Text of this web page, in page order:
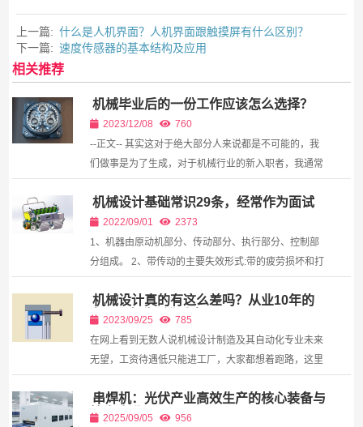
上一篇: 什么是人机界面？人机界面跟触摸屏有什么区别？
下一篇: 速度传感器的基本结构及应用
相关推荐
机械毕业后的一份工作应该怎么选择？
2023/12/08
760
--正文-- 其实这对于绝大部分人来说都是不可能的，我
们做事是为了生成，对于机械行业的新入职者，我通常
机械设计基础常识29条，经常作为面试
题。2022/09/01
2373
1、机器由原动机部分、传动部分、执行部分、控制部
分组成。 2、带传动的主要失效形式:带的疲劳损坏和打
义：①、减轻设计工作量；②、标准零部件是由专业
工...
机械设计真的有这么差吗？从业10年的
老工程师告诉你真相
2023/09/25
785
在网上看到无数人说机械设计制造及其自动化专业未来
无望，工资待遇低只能进工厂，大家都想着跑路，这里
收入至少在1.6到2个W之间，技术好的可以更多。机械
已经...
串焊机：光伏产业高效生产的核心装备与
技术演进​
2025/09/05
956